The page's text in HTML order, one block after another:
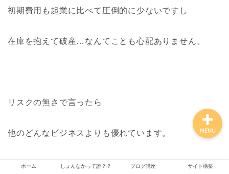
初期費用も起業に比べて圧倒的に少ないですし
在庫を抱えて破産…なんてことも心配ありません。
リスクの無さで言ったら
他のどんなビジネスよりも優れています。
ホーム しょんなかって誰？？ ブログ講座 サイト構築
MENU
しょんなかって誰？？
ブログ講座